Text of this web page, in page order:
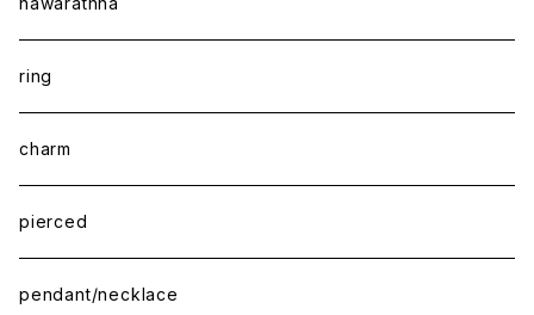
ring
charm
pierced
pendant/necklace